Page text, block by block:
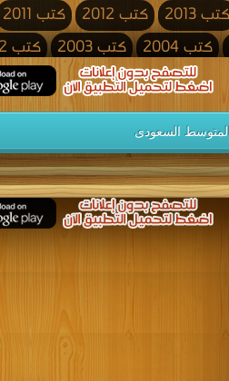
كتب 2013 كتب 2012 كتب 2011
كتب 2004 كتب 2003
كتب 2002
كتب 1996 كتب 1995 كتب 1994
كتب 1986 كتب 1985
كتب 1977 كتب 1976
كتب 1968 كتب 1967
كتب 1960 كتب 1959 كتب 1958
1951 كتب 1950 كتب 1949
كتب 1922
السعودى